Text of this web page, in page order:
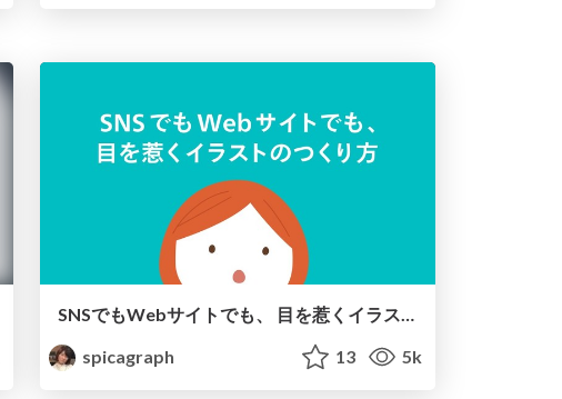
SNSでもWebサイトでも、 目を惹くイラストのつくり方
spicagraph
13 5k